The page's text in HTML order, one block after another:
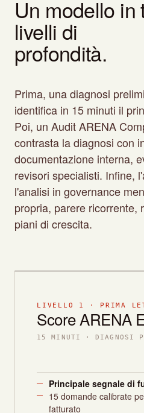
Un modello in
livelli di
profondità.
Prima, una diagnosi
identifica in 15 minuti il
Poi, un Audit ARENA
contrasta la diagnosi con
documentazione interna,
revisori specialisti. Infine,
l'analisi in governance
propria, parere ricorrente,
piani di crescita.
LIVELLO 1 · PRIMA
Score ARENA
15 MINUTI · DIAGNOSI
Principale segnale di
15 domande calibrate
fatturato